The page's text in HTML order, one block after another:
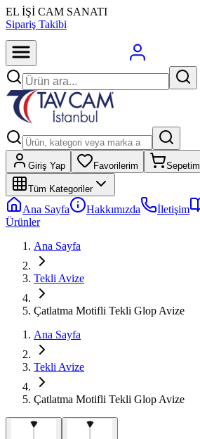
EL İŞİ CAM SANATI
Sipariş Takibi
Giriş Yap Favorilerim Sepetim
Tüm Kategoriler
Ana Sayfa Hakkımızda İletişim
Ürünler
Ana Sayfa
Tekli Avize
Çatlatma Motifli Tekli Glop Avize
Ana Sayfa
Tekli Avize
Çatlatma Motifli Tekli Glop Avize